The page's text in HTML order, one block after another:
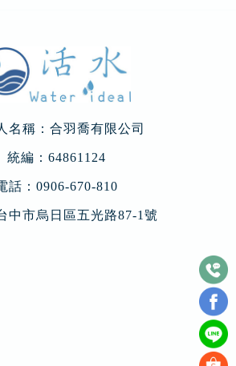
名稱：合羽喬有限公司
統編：64861124
話： 0906-670-810
中市烏日區五光路87-1號